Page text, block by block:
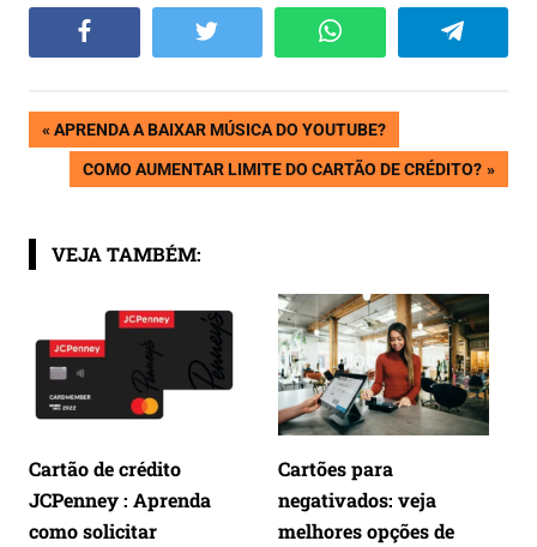
Twitter WhatsApp Telegram
Navegação
Post
PREVIOUS
POST:
APRENDA A BAIXAR MÚSICA DO YOUTUBE?
NEXT
COMO AUMENTAR LIMITE DO CARTÃO DE CRÉDITO?
VEJA TAMBÉM:
Cartão de crédito
JCPenney : Aprenda
como solicitar
Cartões para
negativados: veja
melhores opções de